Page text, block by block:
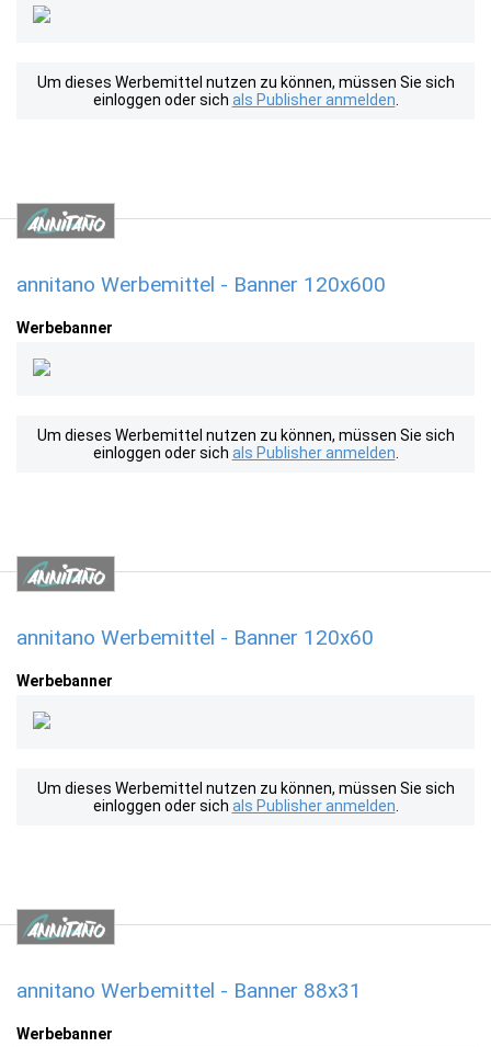
Um dieses Werbemittel nutzen zu können, müssen Sie sich
einloggen oder sich als Publisher anmelden
annitano Werbemittel - Banner 120x600
Werbebanner
Um dieses Werbemittel nutzen zu können, müssen Sie sich
einloggen oder sich als Publisher anmelden
annitano Werbemittel - Banner 120x60
Werbebanner
Um dieses Werbemittel nutzen zu können, müssen Sie sich
einloggen oder sich als Publisher anmelden
annitano Werbemittel - Banner 88x31
Werbebanner